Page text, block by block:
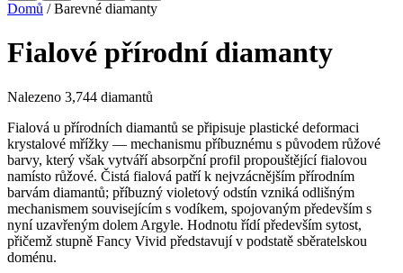
Domů / Barevné diamanty
Fialové přírodní diamanty
Nalezeno 3,744 diamantů
Fialová u přírodních diamantů se připisuje plastické deformaci
krystalové mřížky — mechanismu příbuznému s původem růžové
barvy, který však vytváří absorpční profil propouštějící fialovou
namísto růžové. Čistá fialová patří k nejvzácnějším přírodním
barvám diamantů; příbuzný violetový odstín vzniká odlišným
mechanismem souvisejícím s vodíkem, spojovaným především s
nyní uzavřeným dolem Argyle. Hodnotu řídí především sytost,
přičemž stupně Fancy Vivid představují v podstatě sběratelskou
doménu.